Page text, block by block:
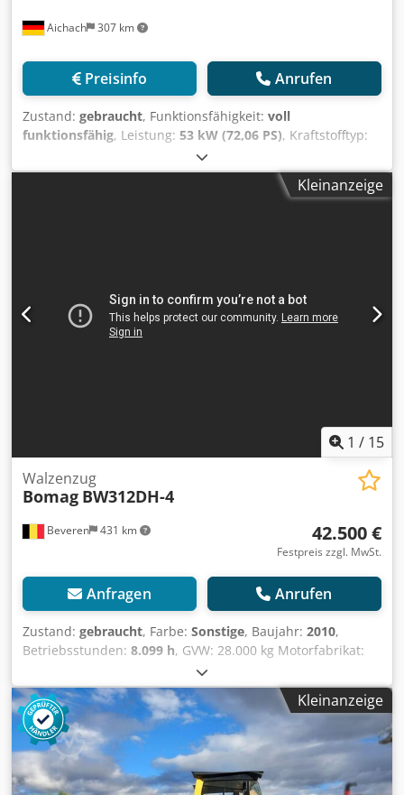
Aichach 307 km
Preisinfo Anrufen
Zustand: gebraucht, Funktionsfähigkeit: voll
funktionsfähig, Leistung: 53 kW (72,06 PS), Kraftstofftyp:
, Betriebsgewicht:
1993, Betriebsstunden:3.000 h, Ausstattung:Kabine,
Dynapac CA 151 Walzenzug Baujahr 1993 6.800 kgKleinanzeige
1 / 15
Beveren 431 km
Walzenzug
Bomag BW312DH-4
42.500 €
Festpreis zzgl. MwSt.
Anfragen Anrufen
Zustand: gebraucht, Farbe: Sonstige, Baujahr: 2010,
Betriebsstunden: 8.099 h, GVW: 28.000 kg Motorfabrikat:
Deutz CE-Kennzeichnung: ja Seriennummer:
101583141318 Maschinen zum Verkauf! Besuchen Sie
unsere Webseite, um eine Vielzahl sofort verfügbarer
Maschinen zu entdecken. Wir bieten mehr Optionen als
online angezeigt, kontaktieren Sie uns daher gerne
jederzeit telefonisch oder per E-Mail. Alle unsere
Maschinen sind vollständig gewartet und auf
Kleinanzeige